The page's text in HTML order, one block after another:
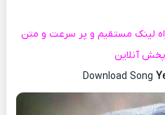
لینک مستقیم و پر سرعت و متن
آنلاین
Download Song